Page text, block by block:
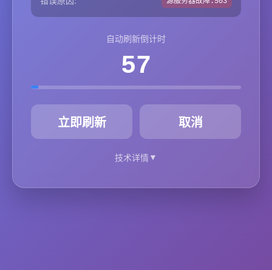
自动刷新倒计时
57
立即刷新 取消
技术详情▼